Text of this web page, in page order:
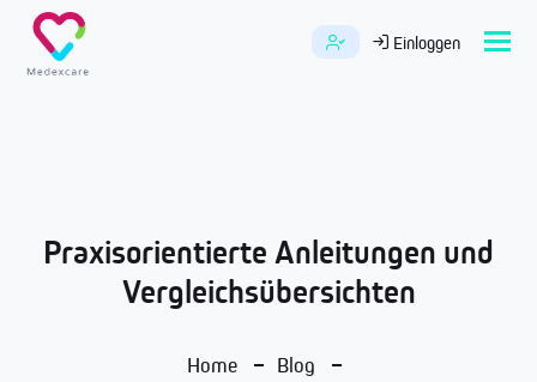
Einloggen
Praxisorientierte Anleitungen und
Vergleichsübersichten
Home
Blog